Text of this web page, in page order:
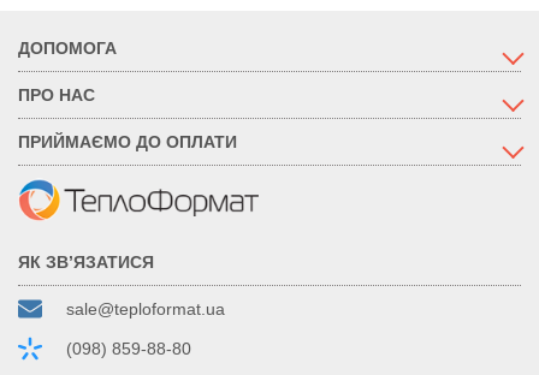
ДОПОМОГА
ПРО НАС
ПРИЙМАЄМО ДО ОПЛАТИ
ЯК ЗВ’ЯЗАТИСЯ
sale@teploformat.ua
(098) 859-88-80